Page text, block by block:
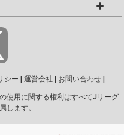
シー 運営会社 お問い合わせ
使用に関する権利はすべてJリーグ
します。